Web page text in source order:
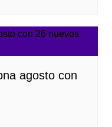
agosto con